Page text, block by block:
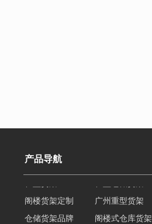
产品导航
阁楼货架定制 广州重型货架
仓储货架品牌
阁楼式仓库货架